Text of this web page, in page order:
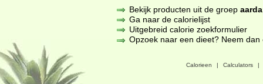
Bekijk producten uit de groep
Ga naar de calorielijst
Uitgebreid calorie zoekformulier
Opzoek naar een dieet? Neem
Calorieen | Calculators |